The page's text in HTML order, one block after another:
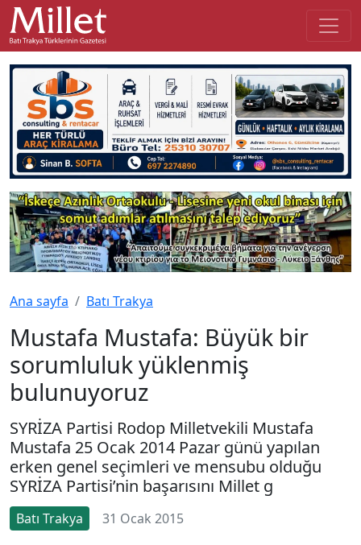
Ana sayfa Batı Trakya
Mustafa Mustafa: Büyük bir
sorumluluk yüklenmiş
bulunuyoruz
SYRİZA Partisi Rodop Milletvekili Mustafa
Mustafa 25 Ocak 2014 Pazar günü yapılan
erken genel seçimleri ve mensubu olduğu
SYRİZA Partisi’nin başarısını Millet g
Batı Trakya 31 Ocak 2015